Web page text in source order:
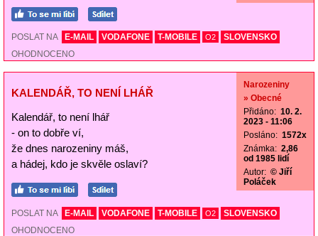
POSLAT NA E-MAIL VODAFONE T-MOBILE O2
SLOVENSKO
OHODNOCENO
KALENDÁŘ, TO NENÍ LHÁŘ
Kalendář, to není lhář
- on to dobře ví,
že dnes narozeniny máš,
a hádej, kdo je skvěle oslaví?
Narozeniny
» Obecné
Přidáno: 10. 2.
2023 - 11:06
Posláno: 1572x
Známka: 2,86
od 1985 lidí
Autor: © Jiří
Poláček
POSLAT NA E-MAIL VODAFONE T-MOBILE O2
SLOVENSKO
OHODNOCENO